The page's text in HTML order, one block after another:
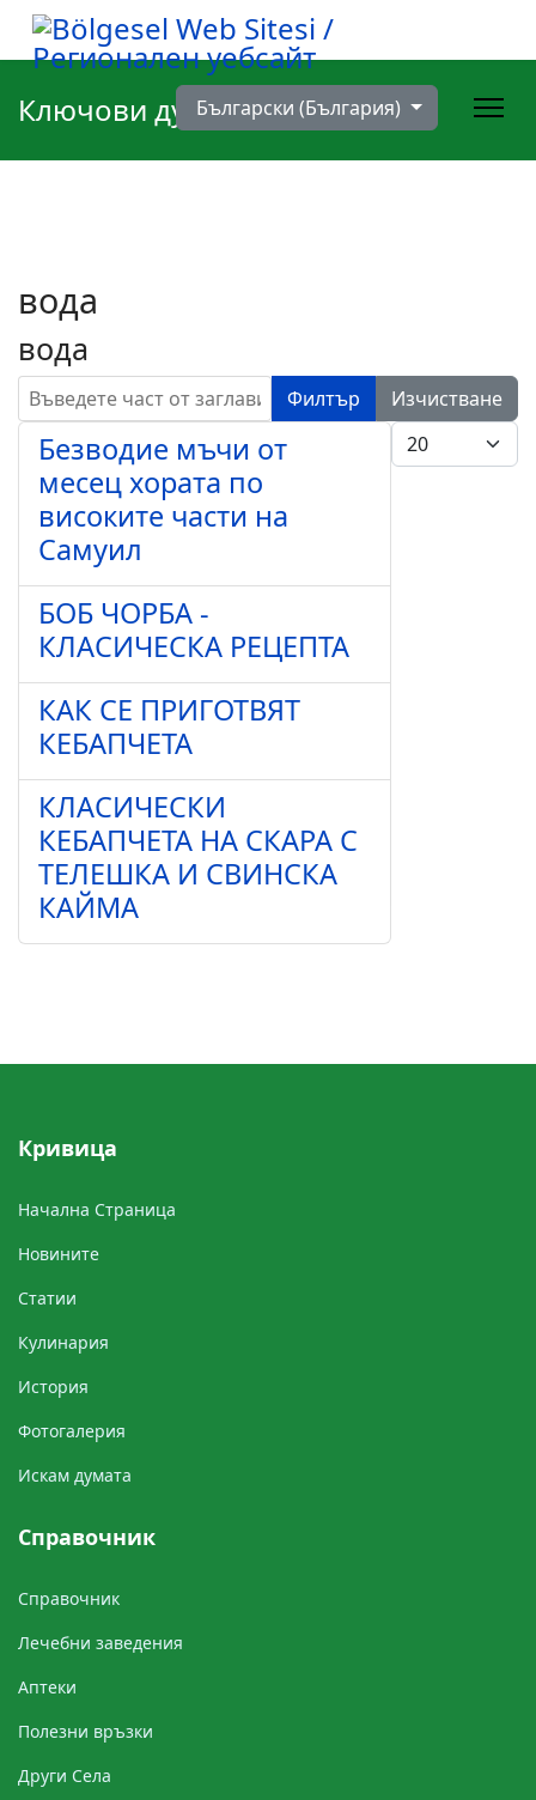
Изберете език
Български (България)
Ключови думи
вода
вода
Въведете част от заглавието Филтър
Изчистване
Брой записи #
Безводие мъчи от
месец хората по
високите части на
Самуил
БОБ ЧОРБА -
КЛАСИЧЕСКА РЕЦЕПТА
КАК СЕ ПРИГОТВЯТ
КЕБАПЧЕТА
КЛАСИЧЕСКИ
КЕБАПЧЕТА НА СКАРА С
ТЕЛЕШКА И СВИНСКА
КАЙМА
Кривицa
Начална Cтраница
Новините
Cтатии
Кулинария
История
Фотогалерия
Искам думата
Справочник
Справочник
Лечебни заведения
Аптеки
Полезни връзки
Други Cела